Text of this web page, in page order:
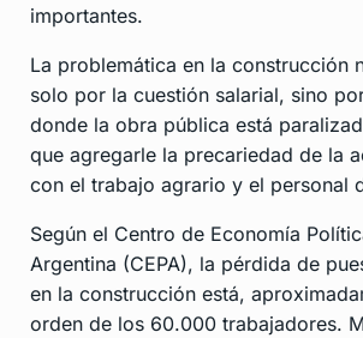
importantes.
La problemática en la construcción
solo por la cuestión salarial, sino
donde la obra pública está
que agregarle la precariedad de la
con el trabajo agrario y el personal
Según el Centro de Economía
Argentina (CEPA), la pérdida de
en la construcción está,
orden de los 60.000 trabajadores.